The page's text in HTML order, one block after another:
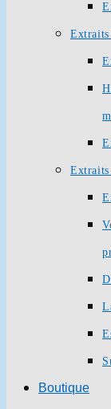
Extraits
Extraits
Boutique